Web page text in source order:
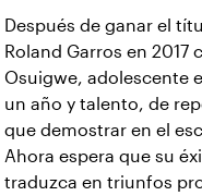
Después de ganar el
Roland Garros en 2017
Osuigwe, adolescente
un año y talento, de
que demostrar en el
Ahora espera que su
traduzca en triunfos